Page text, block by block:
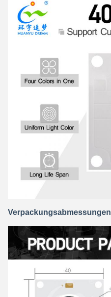
Verpackungsabmessungen